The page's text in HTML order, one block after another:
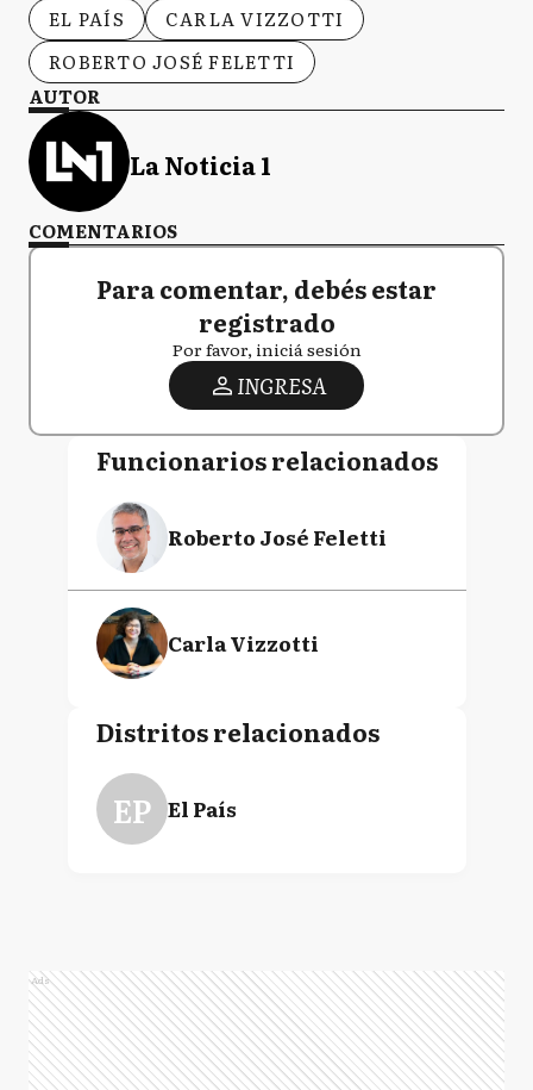
EL PAÍS
CARLA VIZZOTTI
ROBERTO JOSÉ FELETTI
AUTOR
La Noticia 1
COMENTARIOS
Para comentar, debés estar
registrado
Por favor, iniciá sesión
INGRESA
Funcionarios relacionados
Roberto José Feletti
Carla Vizzotti
Distritos relacionados
EP El País
Ads